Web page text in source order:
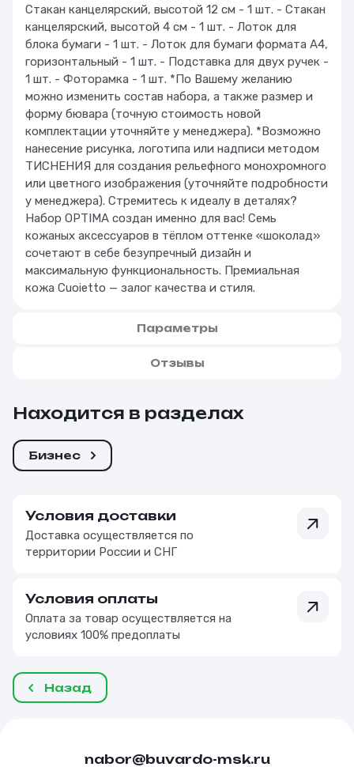
Стакан канцелярский, высотой 12 см - 1 шт. - Стакан
канцелярский, высотой 4 см - 1 шт. - Лоток для
блока бумаги - 1 шт. - Лоток для бумаги формата А4,
горизонтальный - 1 шт. - Подставка для двух ручек -
1 шт. - Фоторамка - 1 шт. *По Вашему желанию
можно изменить состав набора, а также размер и
форму бювара (точную стоимость новой
комплектации уточняйте у менеджера). *Возможно
нанесение рисунка, логотипа или надписи методом
ТИСНЕНИЯ для создания рельефного монохромного
или цветного изображения (уточняйте подробности
у менеджера). Стремитесь к идеалу в деталях?
Набор OPTIMA создан именно для вас! Семь
кожаных аксессуаров в тёплом оттенке «шоколад»
сочетают в себе безупречный дизайн и
максимальную функциональность. Премиальная
кожа Cuoietto — залог качества и стиля.
Параметры
Отзывы
Находится в разделах
Бизнес
Условия доставки
Доставка осуществляется по
территории России и СНГ
Условия оплаты
Оплата за товар осуществляется на
условиях 100% предоплаты
Назад
nabor@buvardo-msk.ru